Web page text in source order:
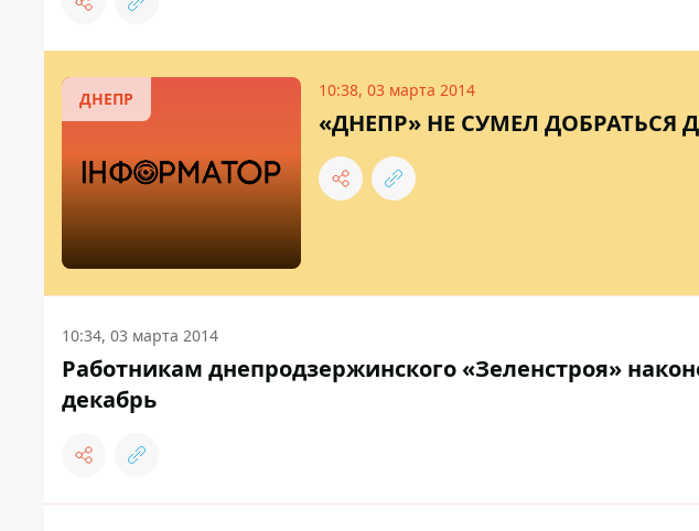
ДНЕПР 10:38, 03 марта 2014
«ДНЕПР» НЕ СУМЕЛ ДОБРАТЬСЯ
10:34, 03 марта 2014
Работникам днепродзержинского «Зеленстроя»
декабрь